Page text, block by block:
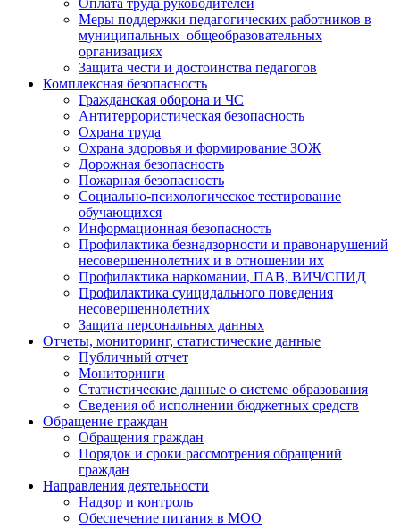
Оплата труда руководителей
Меры поддержки педагогических работников в
муниципальных общеобразовательных
организациях
Защита чести и достоинства педагогов
Комплексная безопасность
Гражданская оборона и ЧС
Антитеррористическая безопасность
Охрана труда
Охрана здоровья и формирование ЗОЖ
Дорожная безопасность
Пожарная безопасность
Социально-психологическое тестирование
обучающихся
Информационная безопасность
Профилактика безнадзорности и правонарушений
несовершеннолетних и в отношении их
Профилактика наркомании, ПАВ, ВИЧ/СПИД
Профилактика суицидального поведения
несовершеннолетних
Защита персональных данных
Отчеты, мониторинг, статистические данные
Публичный отчет
Мониторинги
Статистические данные о системе образования
Сведения об исполнении бюджетных средств
Обращение граждан
Обращения граждан
Порядок и сроки рассмотрения обращений
граждан
Направления деятельности
Надзор и контроль
Обеспечение питания в МОО